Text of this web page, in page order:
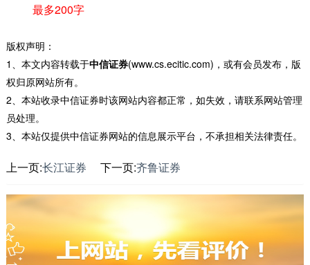
最多200字
版权声明：
1、本文内容转载于中信证券(www.cs.ecitic.com)，或有会员发布，版
权归原网站所有。
2、本站收录中信证券时该网站内容都正常，如失效，请联系网站管理
员处理。
3、本站仅提供中信证券网站的信息展示平台，不承担相关法律责任。
上一页:长江证券 下一页:齐鲁证券